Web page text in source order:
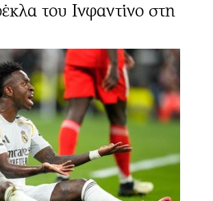
του Ινφαντίνο στη